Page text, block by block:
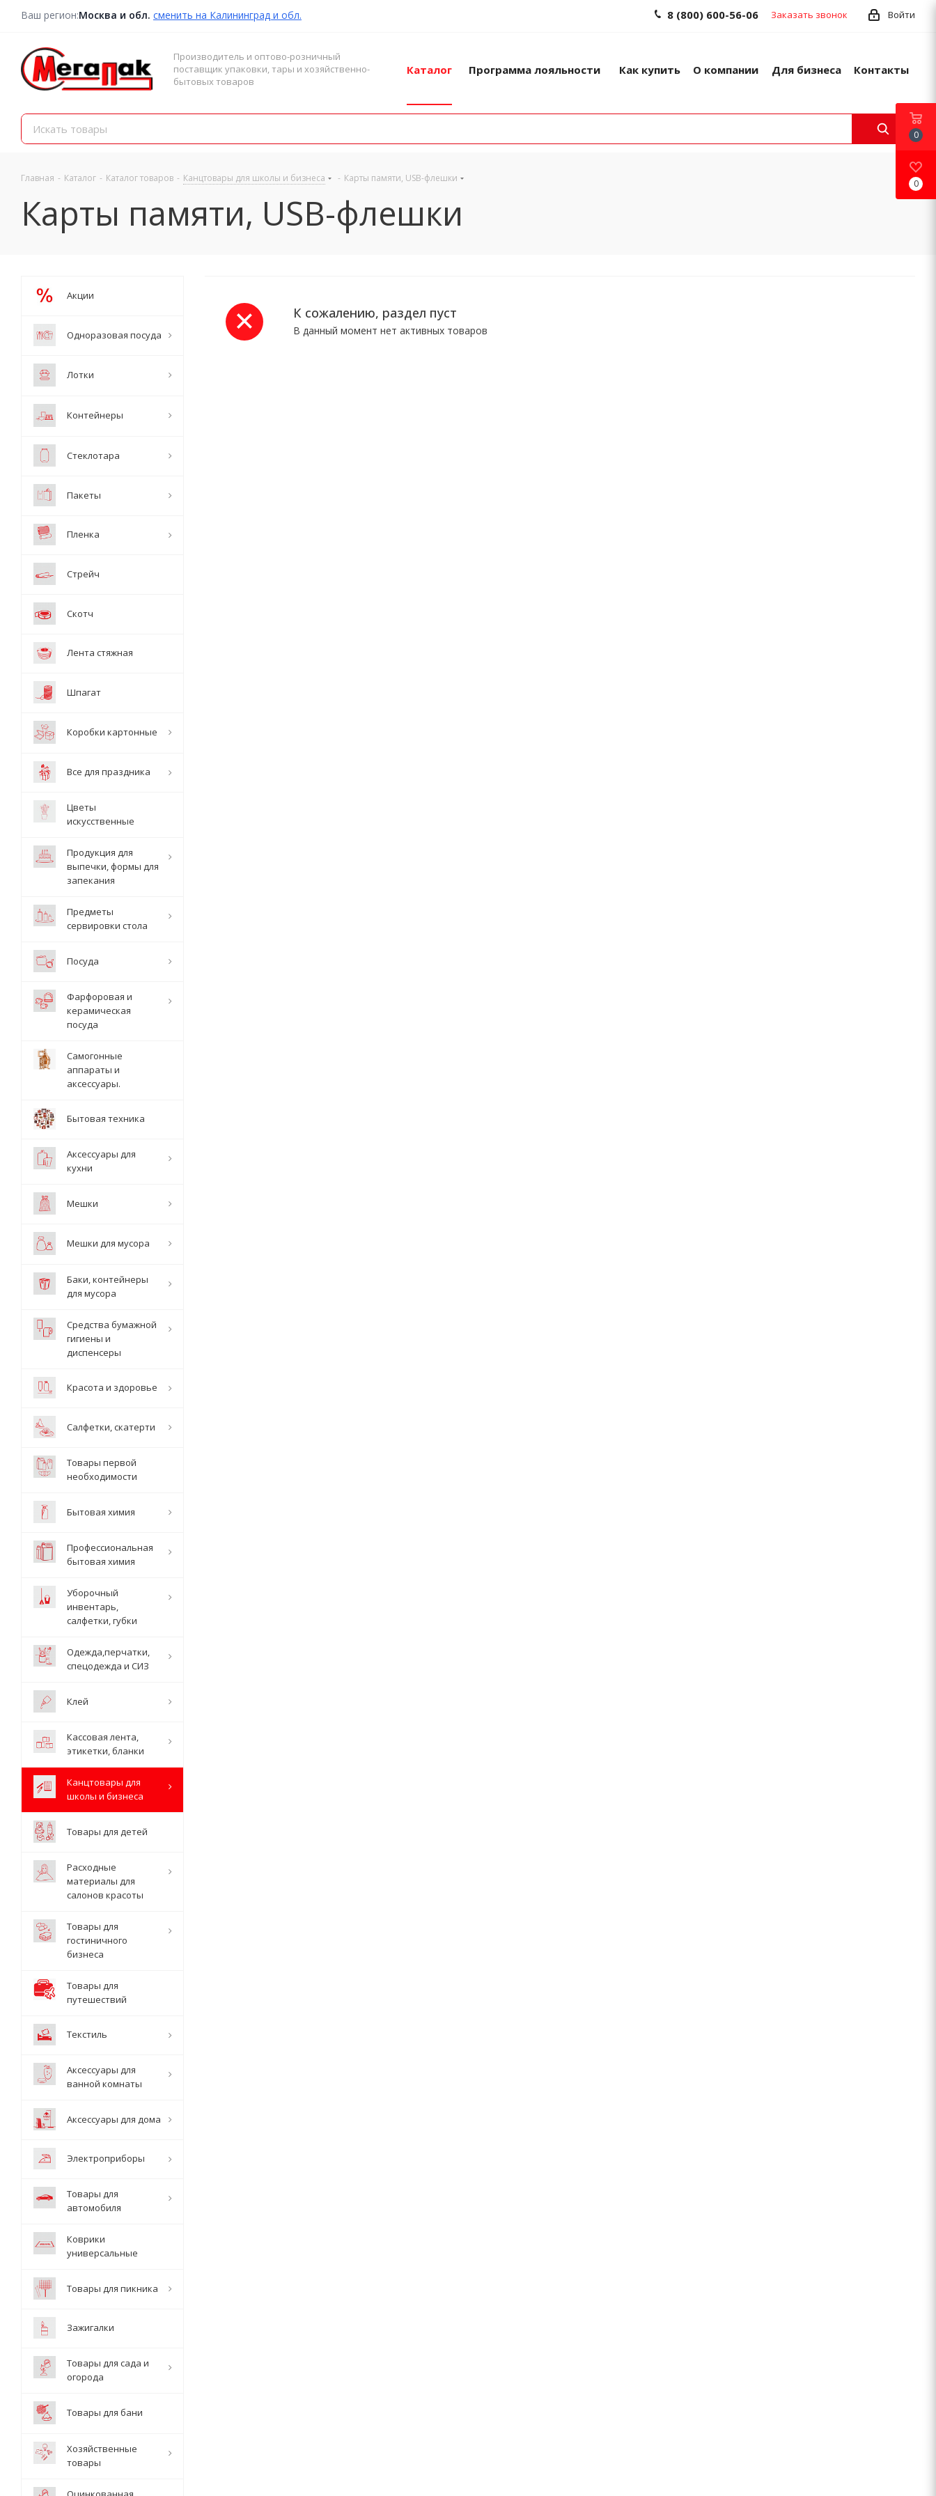
Ваш регион:Москва и обл. сменить на Калининград и обл. Войти
8 (800) 600-56-06 Заказать звонок
Производитель и оптово-розничный
поставщик упаковки, тары и хозяйственно-
бытовых товаров
Каталог Программа лояльности Как купить О компании Для бизнеса Контакты
Главная - Каталог - Каталог товаров - Канцтовары для школы и бизнеса - Карты памяти, USB-флешки
Карты памяти, USB-флешки
К сожалению, раздел пуст
В данный момент нет активных товаров
Акции
Одноразовая посуда
Лотки
Контейнеры
Стеклотара
Пакеты
Пленка
Стрейч
Скотч
Лента стяжная
Шпагат
Коробки картонные
Все для праздника
Цветы
искусственные
Продукция для
выпечки, формы для
запекания
Предметы
сервировки стола
Посуда
Фарфоровая и
керамическая
посуда
Самогонные
аппараты и
аксессуары.
Бытовая техника
Аксессуары для
кухни
Мешки
Мешки для мусора
Баки, контейнеры
для мусора
Средства бумажной
гигиены и
диспенсеры
Красота и здоровье
Салфетки, скатерти
Товары первой
необходимости
Бытовая химия
Профессиональная
бытовая химия
Уборочный
инвентарь,
салфетки, губки
Одежда,перчатки,
спецодежда и СИЗ
Клей
Кассовая лента,
этикетки, бланки
Канцтовары для
школы и бизнеса
Товары для детей
Расходные
материалы для
салонов красоты
Товары для
гостиничного
бизнеса
Товары для
путешествий
Текстиль
Аксессуары для
ванной комнаты
Аксессуары для дома
Электроприборы
Товары для
автомобиля
Коврики
универсальные
Товары для пикника
Зажигалки
Товары для сада и
огорода
Товары для бани
Хозяйственные
товары
0
0